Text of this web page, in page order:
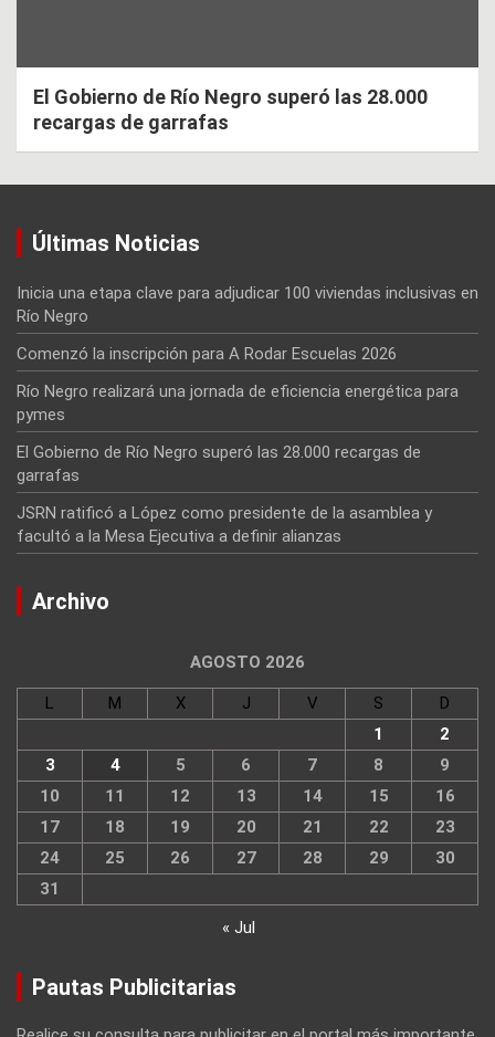
El Gobierno de Río Negro superó las 28.000
recargas de garrafas
Últimas Noticias
Inicia una etapa clave para adjudicar 100 viviendas inclusivas en
Río Negro
Comenzó la inscripción para A Rodar Escuelas 2026
Río Negro realizará una jornada de eficiencia energética para
pymes
El Gobierno de Río Negro superó las 28.000 recargas de
garrafas
JSRN ratificó a López como presidente de la asamblea y
facultó a la Mesa Ejecutiva a definir alianzas
Archivo
AGOSTO 2026
L M X J V S
D
1
2
3
4 5 6 7 8
9
10
11 12 13 14 15
16
17
18 19 20 21 22
23
24
25 26 27 28 29
30
31
« Jul
Pautas Publicitarias